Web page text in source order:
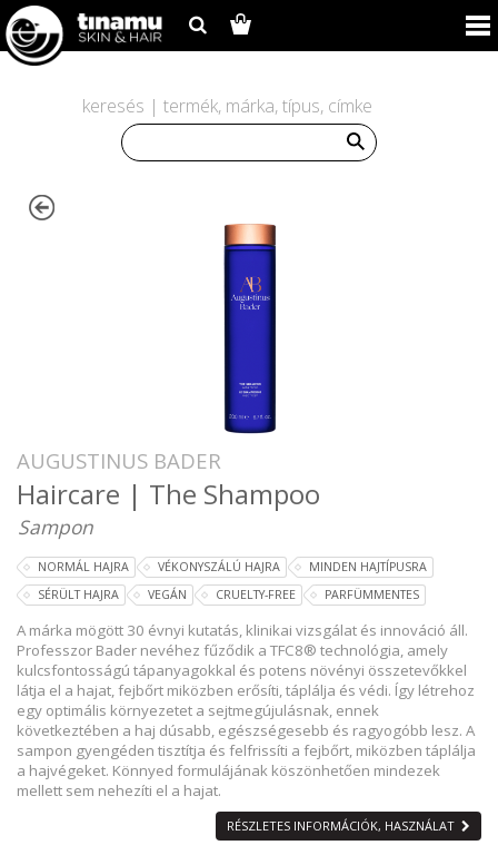
keresés | termék, márka, típus, címke
AUGUSTINUS BADER
Haircare | The Shampoo
Sampon
NORMÁL HAJRA VÉKONYSZÁLÚ HAJRA
MINDEN HAJTÍPUSRA
SÉRÜLT HAJRA
VEGÁN CRUELTY-FREE PARFÜMMENTES
A márka mögött 30 évnyi kutatás, klinikai vizsgálat és innováció áll.
Professzor Bader nevéhez fűződik a TFC8® technológia, amely
kulcsfontosságú tápanyagokkal és potens növényi összetevőkkel
látja el a hajat, fejbőrt miközben erősíti, táplálja és védi. Így létrehoz
egy optimális környezetet a sejtmegújulásnak, ennek
következtében a haj dúsabb, egészségesebb és ragyogóbb lesz. A
sampon gyengéden tisztítja és felfrissíti a fejbőrt, miközben táplálja
a hajvégeket. Könnyed formulájának köszönhetően mindezek
mellett sem nehezíti el a hajat.
RÉSZLETES INFORMÁCIÓK, HASZNÁLAT